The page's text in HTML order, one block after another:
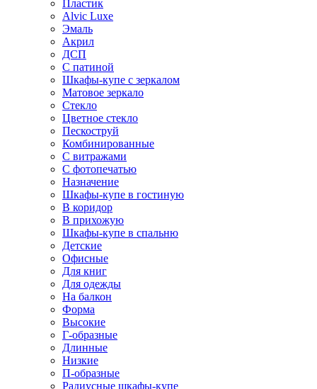
Пластик
Alvic Luxe
Эмаль
Акрил
ДСП
С патиной
Шкафы-купе с зеркалом
Матовое зеркало
Стекло
Цветное стекло
Пескоструй
Комбинированные
С витражами
С фотопечатью
Назначение
Шкафы-купе в гостиную
В коридор
В прихожую
Шкафы-купе в спальню
Детские
Офисные
Для книг
Для одежды
На балкон
Форма
Высокие
Г-образные
Длинные
Низкие
П-образные
Радиусные шкафы-купе